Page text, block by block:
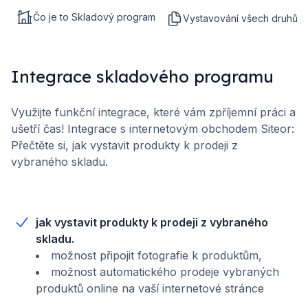
Čo je to Skladový program Vystavování všech druhů
Integrace skladového programu
Využijte funkční integrace, které vám zpříjemní práci a
ušetří čas! Integrace s internetovým obchodem Siteor:
Přečtěte si, jak vystavit produkty k prodeji z
vybraného skladu.
jak vystavit produkty k prodeji z vybraného
skladu.
možnost připojit fotografie k produktům,
možnost automatického prodeje vybraných
produktů online na vaší internetové stránce